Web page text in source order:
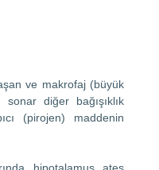
ve makrofaj (büyük
diğer bağışıklık
(pirojen) maddenin